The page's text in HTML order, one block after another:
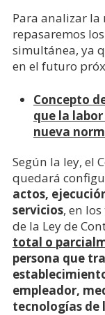
Para analizar la
repasaremos
simultánea, ya
en el futuro
Concepto
que la
nueva
Según la ley, el
quedará
actos,
servicios, en
de la Ley de
total o
persona que
empleador,
tecnologías